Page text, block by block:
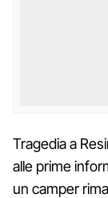
Tragedia a
alle prime
un camper